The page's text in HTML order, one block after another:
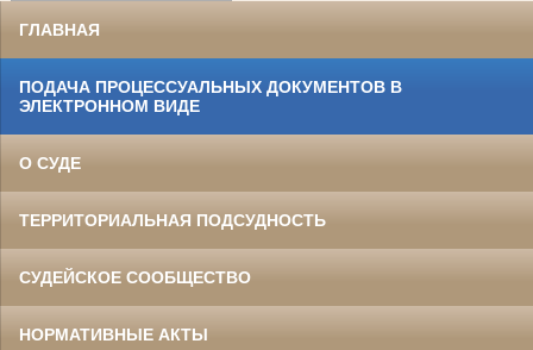
ГЛАВНАЯ
ПОДАЧА ПРОЦЕССУАЛЬНЫХ ДОКУМЕНТОВ В
ЭЛЕКТРОННОМ ВИДЕ
О СУДЕ
ТЕРРИТОРИАЛЬНАЯ ПОДСУДНОСТЬ
СУДЕЙСКОЕ СООБЩЕСТВО
НОРМАТИВНЫЕ АКТЫ